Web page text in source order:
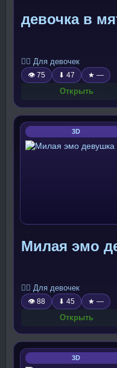
девочка в
🧍‍♀️ Для девочек
👁 75 ⬇ 47 ★ —
Открыть
3D
Милая эмо
🧍‍♀️ Для девочек
👁 88 ⬇ 45 ★ —
Открыть
3D